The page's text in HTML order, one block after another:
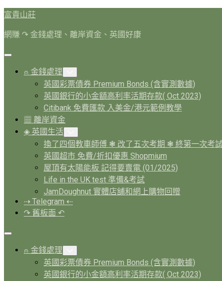
Skip
to
content
富貴山莊
網賺 ↷ 金錢處理、離岸資金、英國好康
Expand
⍝ 金錢處理
Child
Menu
英國彩票債券 Premium Bonds (含實測數據)
英國銀行的小金額高利率活期存款( Oct 2023)
Citibank 免費匯款 入美金/港元範例教學
▦ 離岸資金
◈ 英國生活
Child
Menu
換了四個教車師傅 ❃ 改了五次考期 ❃ 終第一次考
英國超市 免費/折扣優惠 Shopmium
屋頂有太陽能板 記得要賣電 (01/2025)
Life in the UK test 準備&考試
JamDoughnut 實體店舖和網上購物回贈
⇢ Telegram ⇠
↷ 舊板面 ↶
Expand
⍝ 金錢處理
Child
Menu
英國彩票債券 Premium Bonds (含實測數據)
英國銀行的小金額高利率活期存款( Oct 2023)